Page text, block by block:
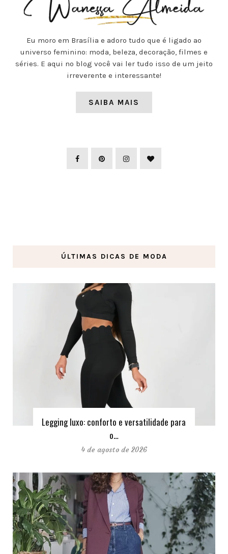
Eu moro em Brasília e adoro tudo que é ligado ao
universo feminino: moda, beleza, decoração, filmes e
séries. E aqui no blog você vai ler tudo isso de um jeito
irreverente e interessante!
SAIBA MAIS
ÚLTIMAS DICAS DE MODA
Legging luxo: conforto e versatilidade para
o…
4 de agosto de 2026